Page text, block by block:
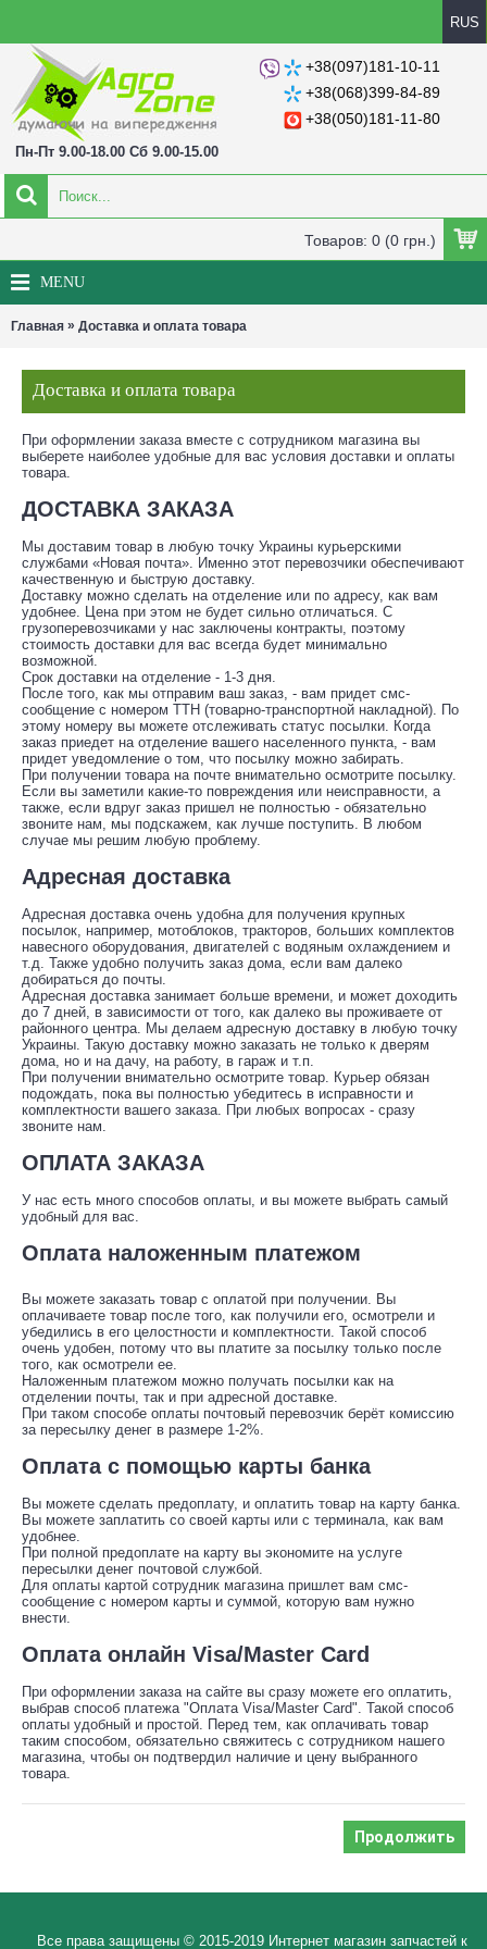
RUS
+38(097)181-10-11
+38(068)399-84-89
+38(050)181-11-80
Пн-Пт 9.00-18.00 Сб 9.00-15.00
Товаров: 0 (0 грн.)
MENU
Главная » Доставка и оплата товара
Доставка и оплата товара
При оформлении заказа вместе с сотрудником магазина вы
выберете наиболее удобные для вас условия доставки и оплаты
товара.
ДОСТАВКА ЗАКАЗА
Мы доставим товар в любую точку Украины курьерскими
службами «Новая почта». Именно этот перевозчики обеспечивают
качественную и быструю доставку.
Доставку можно сделать на отделение или по адресу, как вам
удобнее. Цена при этом не будет сильно отличаться. С
грузоперевозчиками у нас заключены контракты, поэтому
стоимость доставки для вас всегда будет минимально
возможной.
Срок доставки на отделение - 1-3 дня.
После того, как мы отправим ваш заказ, - вам придет смс-
сообщение с номером ТТН (товарно-транспортной накладной). По
этому номеру вы можете отслеживать статус посылки. Когда
заказ приедет на отделение вашего населенного пункта, - вам
придет уведомление о том, что посылку можно забирать.
При получении товара на почте внимательно осмотрите посылку.
Если вы заметили какие-то повреждения или неисправности, а
также, если вдруг заказ пришел не полностью - обязательно
звоните нам, мы подскажем, как лучше поступить. В любом
случае мы решим любую проблему.
Адресная доставка
Адресная доставка очень удобна для получения крупных
посылок, например, мотоблоков, тракторов, больших комплектов
навесного оборудования, двигателей с водяным охлаждением и
т.д. Также удобно получить заказ дома, если вам далеко
добираться до почты.
Адресная доставка занимает больше времени, и может доходить
до 7 дней, в зависимости от того, как далеко вы проживаете от
районного центра. Мы делаем адресную доставку в любую точку
Украины. Такую доставку можно заказать не только к дверям
дома, но и на дачу, на работу, в гараж и т.п.
При получении внимательно осмотрите товар. Курьер обязан
подождать, пока вы полностью убедитесь в исправности и
комплектности вашего заказа. При любых вопросах - сразу
звоните нам.
ОПЛАТА ЗАКАЗА
У нас есть много способов оплаты, и вы можете выбрать самый
удобный для вас.
Оплата наложенным платежом
Вы можете заказать товар с оплатой при получении. Вы
оплачиваете товар после того, как получили его, осмотрели и
убедились в его целостности и комплектности. Такой способ
очень удобен, потому что вы платите за посылку только после
того, как осмотрели ее.
Наложенным платежом можно получать посылки как на
отделении почты, так и при адресной доставке.
При таком способе оплаты почтовый перевозчик берёт комиссию
за пересылку денег в размере 1-2%.
Оплата с помощью карты банка
Вы можете сделать предоплату, и оплатить товар на карту банка.
Вы можете заплатить со своей карты или с терминала, как вам
удобнее.
При полной предоплате на карту вы экономите на услуге
пересылки денег почтовой службой.
Для оплаты картой сотрудник магазина пришлет вам смс-
сообщение с номером карты и суммой, которую вам нужно
внести.
Оплата онлайн Visa/Master Card
При оформлении заказа на сайте вы сразу можете его оплатить,
выбрав способ платежа "Оплата Visa/Master Card". Такой способ
оплаты удобный и простой. Перед тем, как оплачивать товар
таким способом, обязательно свяжитесь с сотрудником нашего
магазина, чтобы он подтвердил наличие и цену выбранного
товара.
Продолжить
Все права защищены © 2015-2019 Интернет магазин запчастей к